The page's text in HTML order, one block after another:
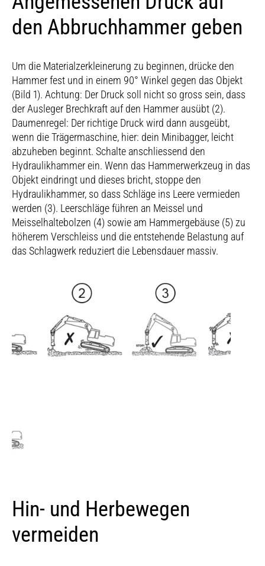
den Abbruchhammer geben
Um die Materialzerkleinerung zu beginnen, drücke den
Hammer fest und in einem 90° Winkel gegen das Objekt
(Bild 1). Achtung: Der Druck soll nicht so gross sein, dass
der Ausleger Brechkraft auf den Hammer ausübt (2).
Daumenregel: Der richtige Druck wird dann ausgeübt,
wenn die Trägermaschine, hier: dein Minibagger, leicht
abzuheben beginnt. Schalte anschliessend den
Hydraulikhammer ein. Wenn das Hammerwerkzeug in das
Objekt eindringt und dieses bricht, stoppe den
Hydraulikhammer, so dass Schläge ins Leere vermieden
werden (3). Leerschläge führen an Meissel und
Meisselhaltebolzen (4) sowie am Hammergebäuse (5) zu
höherem Verschleiss und die entstehende Belastung auf
das Schlagwerk reduziert die Lebensdauer massiv.
Hin- und Herbewegen
vermeiden